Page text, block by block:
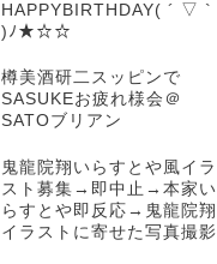
HAPPYBIRTHDAY( ´ ▽ `
)ﾉ★☆☆
樽美酒研二スッピンで
SASUKEお疲れ様会＠
SATOブリアン
鬼龍院翔いらすとや風イラ
スト募集→即中止→本家い
らすとや即反応→鬼龍院翔
イラストに寄せた写真撮影